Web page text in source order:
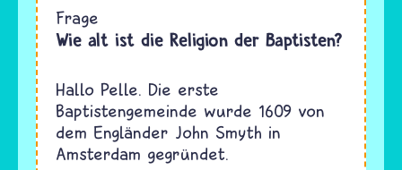
Frage
Wie alt ist die Religion der Baptisten?
Hallo Pelle. Die erste
Baptistengemeinde wurde 1609 von
dem Engländer John Smyth in
Amsterdam gegründet.